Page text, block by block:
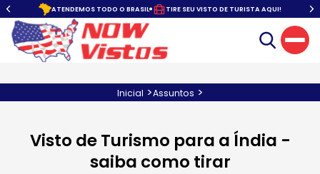
ATENDEMOS TODO O BRASIL TIRE SEU VISTO DE TURISTA AQUI!
Inicial >Assuntos >
Visto de Turismo para a Índia -
saiba como tirar